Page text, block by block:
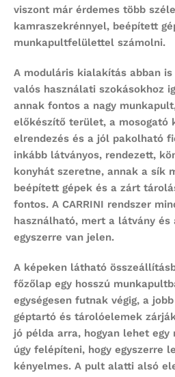
viszont már érdemes több
kamraszekrénnyel, beépített
munkapultfelülettel számolni.
A moduláris kialakítás abban is
valós használati szokásokhoz
annak fontos a nagy
előkészítő terület, a mosogató
elrendezés és a jól pakolható
inkább látványos, rendezett,
konyhát szeretne, annak a sík
beépített gépek és a zárt
fontos. A CARRINI rendszer
használható, mert a látvány
egyszerre van jelen.
A képeken látható
főzőlap egy hosszú
egységesen futnak végig, a
géptartó és tárolóelemek
jó példa arra, hogyan lehet
úgy felépíteni, hogy egyszerre
kényelmes. A pult alatti alsó